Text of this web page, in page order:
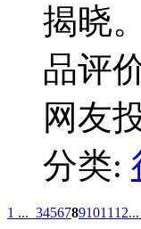
揭晓
品评
网友
分类:
1 ... 34567891011 12